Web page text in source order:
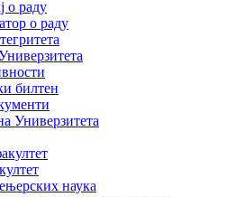
о раду
о раду
билтен
Универзитета
наука